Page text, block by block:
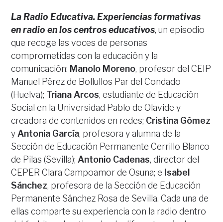
La Radio Educativa. Experiencias formativas
en radio en los centros educativos, un episodio
que recoge las voces de personas
comprometidas con la educación y la
comunicación: Manolo Moreno, profesor del CEIP
Manuel Pérez de Bollullos Par del Condado
(Huelva); Triana Arcos, estudiante de Educación
Social en la Universidad Pablo de Olavide y
creadora de contenidos en redes; Cristina Gómez
y Antonia García, profesora y alumna de la
Sección de Educación Permanente Cerrillo Blanco
de Pilas (Sevilla); Antonio Cadenas, director del
CEPER Clara Campoamor de Osuna; e Isabel
Sánchez, profesora de la Sección de Educación
Permanente Sánchez Rosa de Sevilla. Cada una de
ellas comparte su experiencia con la radio dentro